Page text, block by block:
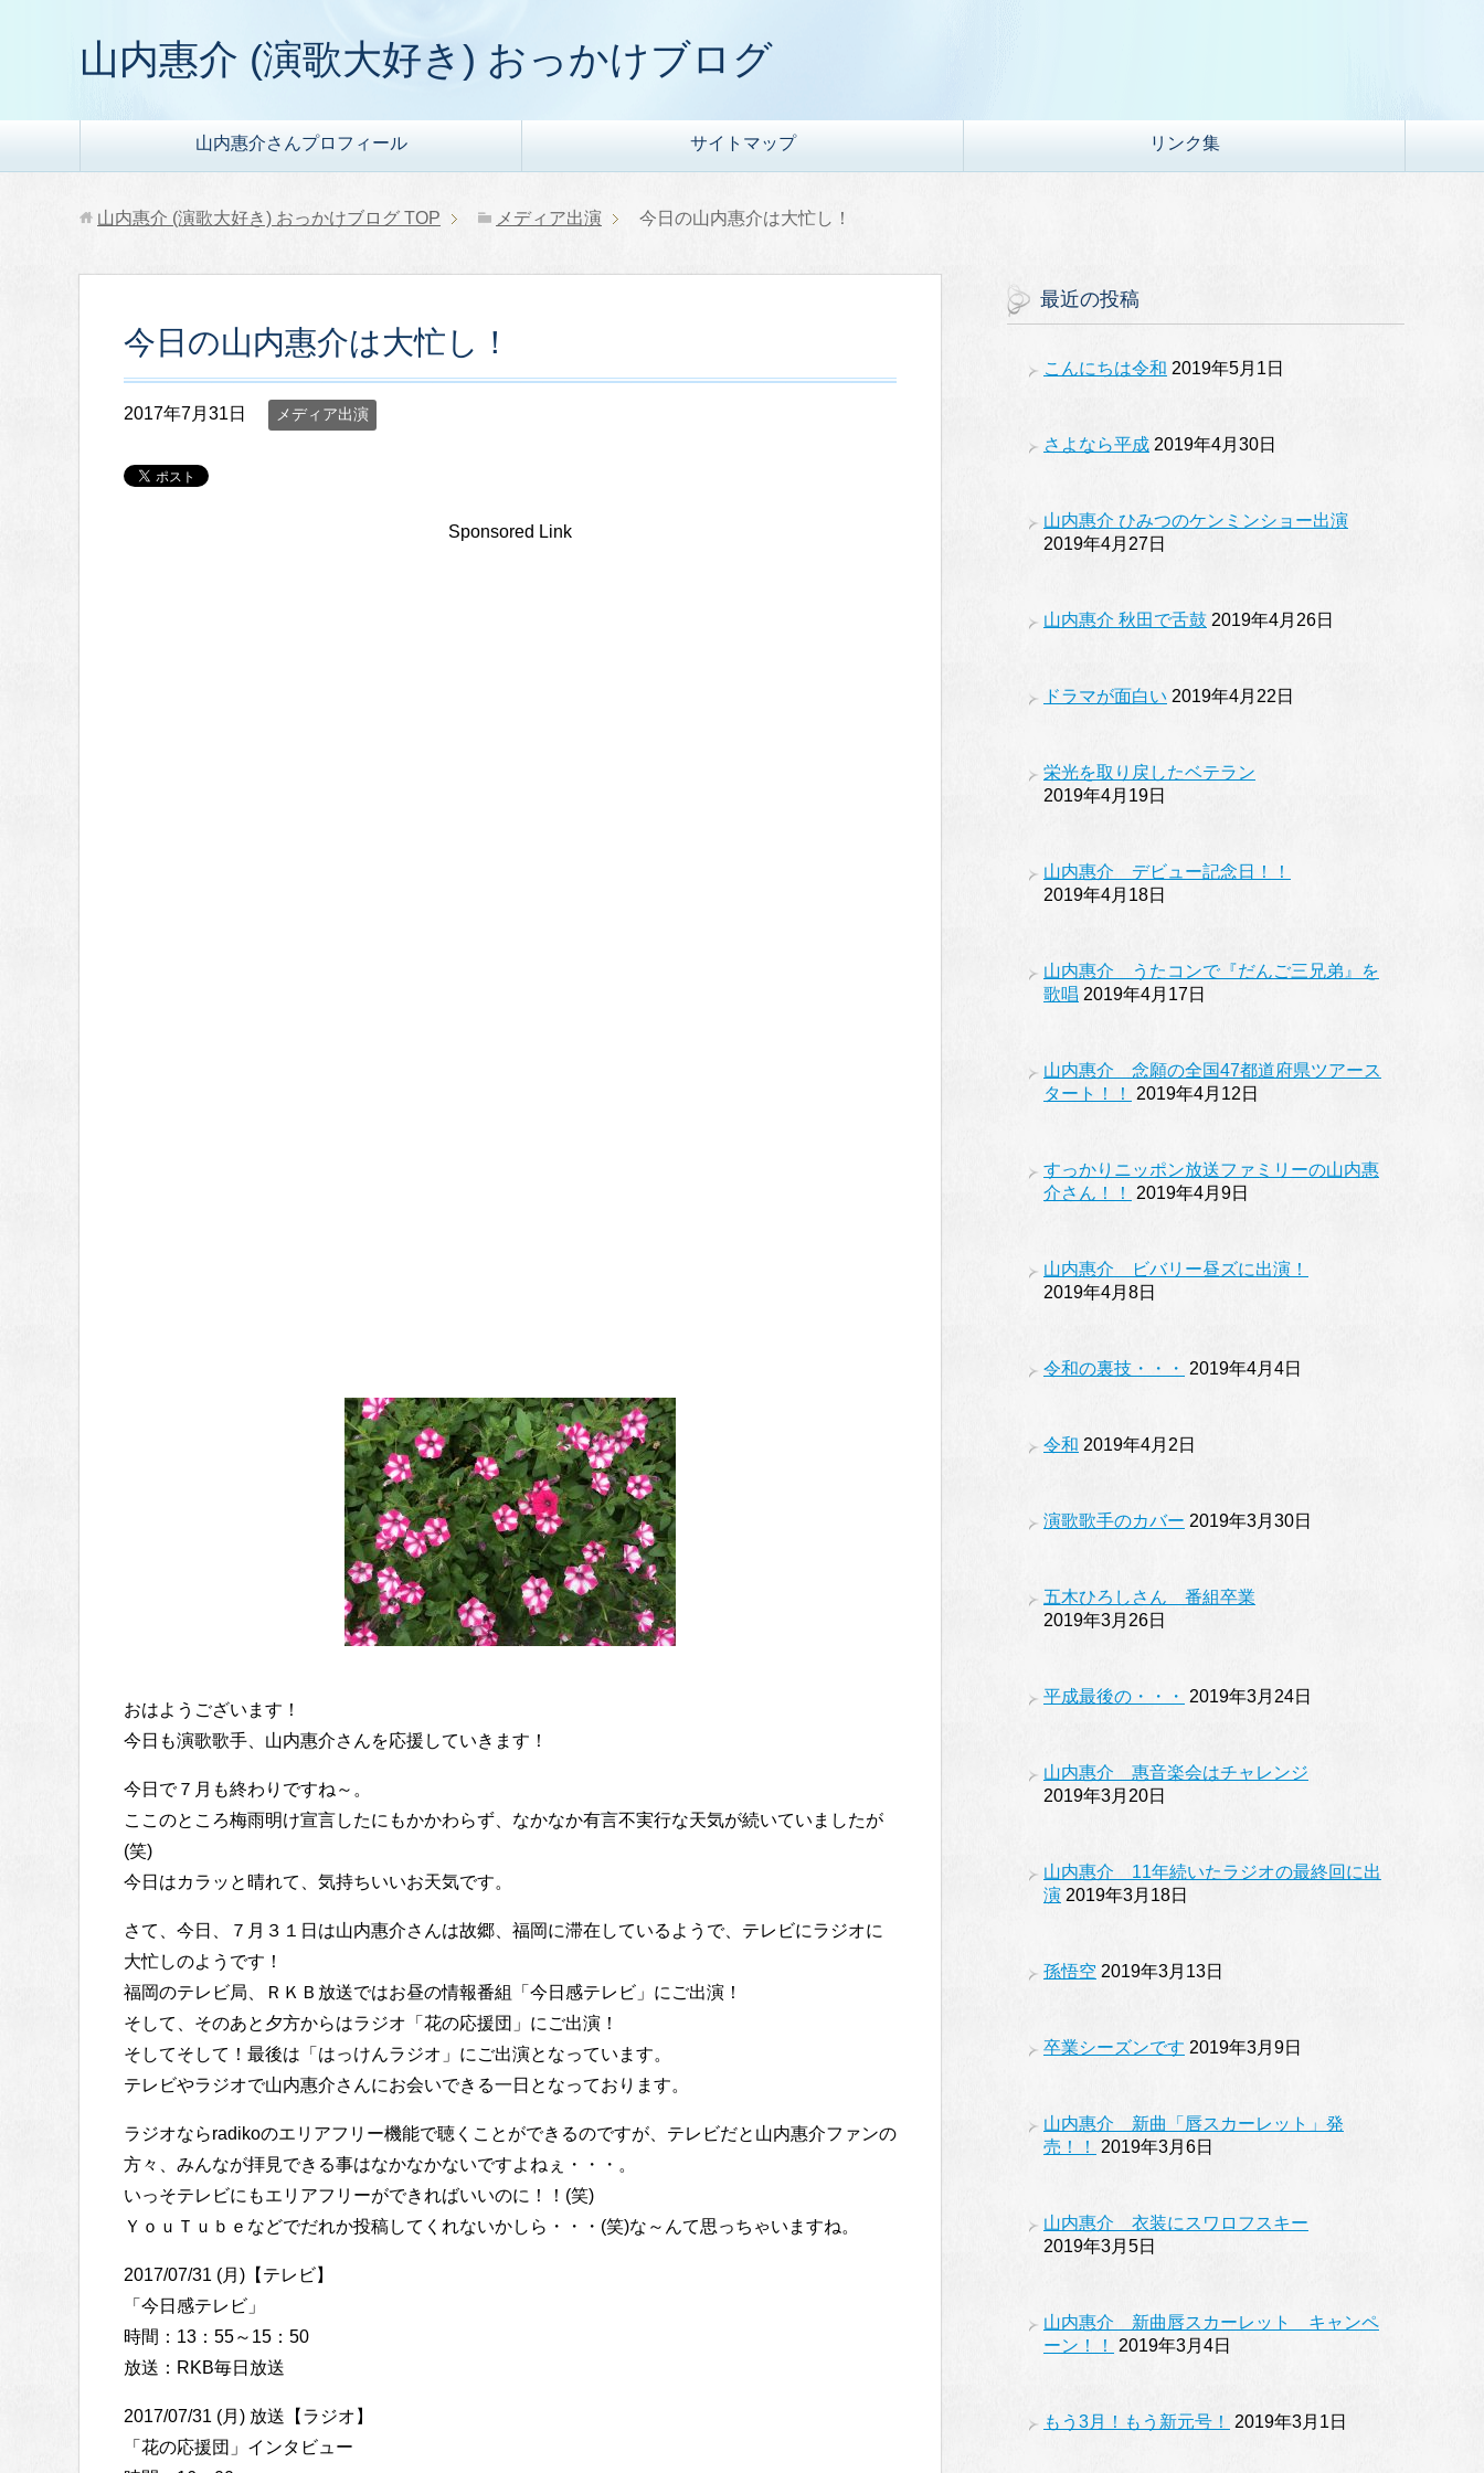
山内惠介 (演歌大好き) おっかけブログ
山内惠介さんプロフィール サイトマップ リンク集
山内惠介 (演歌大好き) おっかけブログ TOP メディア出演 今日の山内惠介は大忙し！
今日の山内惠介は大忙し！
2017年7月31日 メディア出演
Sponsored Link
おはようございます！
今日も演歌歌手、山内惠介さんを応援していきます！
今日で７月も終わりですね～。
ここのところ梅雨明け宣言したにもかかわらず、なかなか有言不実行な天気が続いていましたが
(笑)
今日はカラッと晴れて、気持ちいいお天気です。
さて、今日、７月３１日は山内惠介さんは故郷、福岡に滞在しているようで、テレビにラジオに
大忙しのようです！
福岡のテレビ局、ＲＫＢ放送ではお昼の情報番組「今日感テレビ」にご出演！
そして、そのあと夕方からはラジオ「花の応援団」にご出演！
そしてそして！最後は「はっけんラジオ」にご出演となっています。
テレビやラジオで山内惠介さんにお会いできる一日となっております。
ラジオならradikoのエリアフリー機能で聴くことができるのですが、テレビだと山内惠介ファンの
方々、みんなが拝見できる事はなかなかないですよねぇ・・・。
いっそテレビにもエリアフリーができればいいのに！！(笑)
ＹｏｕＴｕｂｅなどでだれか投稿してくれないかしら・・・(笑)な～んて思っちゃいますね。
2017/07/31 (月)【テレビ】
「今日感テレビ」
時間：13：55～15：50
放送：RKB毎日放送
2017/07/31 (月) 放送【ラジオ】
「花の応援団」インタビュー
最近の投稿
こんにちは令和 2019年5月1日
さよなら平成 2019年4月30日
山内惠介 ひみつのケンミンショー出演
2019年4月27日
山内惠介 秋田で舌鼓 2019年4月26日
ドラマが面白い 2019年4月22日
栄光を取り戻したベテラン
2019年4月19日
山内惠介 デビュー記念日！！
2019年4月18日
山内惠介 うたコンで『だんご三兄弟』を
歌唱 2019年4月17日
山内惠介 念願の全国47都道府県ツアース
タート！！
2019年4月12日
すっかりニッポン放送ファミリーの山内惠
介さん！！
2019年4月9日
山内惠介 ビバリー昼ズに出演！
2019年4月8日
令和の裏技・・・ 2019年4月4日
令和 2019年4月2日
演歌歌手のカバー 2019年3月30日
五木ひろしさん 番組卒業
2019年3月26日
平成最後の・・・ 2019年3月24日
山内惠介 惠音楽会はチャレンジ
2019年3月20日
山内惠介 11年続いたラジオの最終回に出
演 2019年3月18日
孫悟空 2019年3月13日
卒業シーズンです 2019年3月9日
山内惠介 新曲「唇スカーレット」発
売！！
2019年3月6日
山内惠介 衣装にスワロフスキー
2019年3月5日
山内惠介 新曲唇スカーレット キャンペ
ーン！！
2019年3月4日
もう3月！もう新元号！ 2019年3月1日